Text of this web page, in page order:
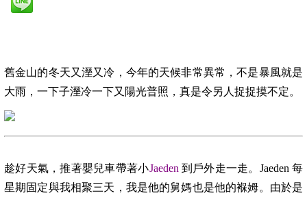
舊金山的冬天又溼又冷，今年的天候非常異常，不是暴風就是
大雨，一下子溼冷一下又陽光普照，真是令另人捉捉摸不定。
趁好天氣，推著嬰兒車帶著小Jaeden 到戶外走一走。 Jaeden每
星期固定與我相聚三天，我是他的舅媽也是他的褓姆。由於是